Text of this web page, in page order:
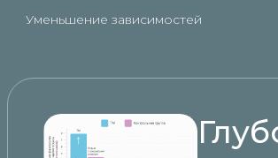
Уменьшение зависимостей